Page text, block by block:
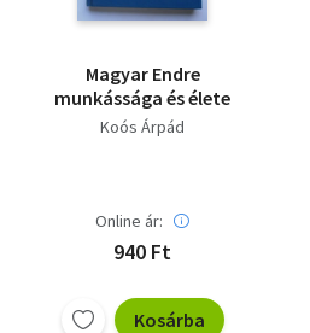
Tankönyv, segédkönyv
Társadalomtudomány
Természettudomány
Magyar Endre
munkássága és élete
Koós Árpád
Online ár:
940 Ft
Kosárba